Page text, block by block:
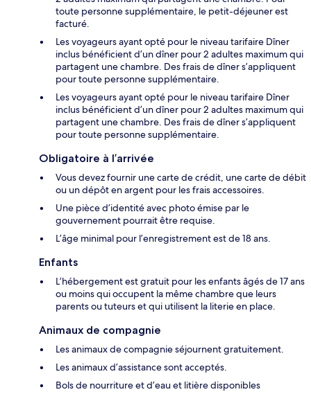
toute personne supplémentaire, le petit-déjeuner est
facturé.
Les voyageurs ayant opté pour le niveau tarifaire Dîner
inclus bénéficient d’un dîner pour 2 adultes maximum qui
partagent une chambre. Des frais de dîner s’appliquent
pour toute personne supplémentaire.
Les voyageurs ayant opté pour le niveau tarifaire Dîner
inclus bénéficient d’un dîner pour 2 adultes maximum qui
partagent une chambre. Des frais de dîner s’appliquent
pour toute personne supplémentaire.
Obligatoire à l’arrivée
Vous devez fournir une carte de crédit, une carte de débit
ou un dépôt en argent pour les frais accessoires.
Une pièce d’identité avec photo émise par le
gouvernement pourrait être requise.
L’âge minimal pour l’enregistrement est de 18 ans.
Enfants
L’hébergement est gratuit pour les enfants âgés de 17 ans
ou moins qui occupent la même chambre que leurs
parents ou tuteurs et qui utilisent la literie en place.
Animaux de compagnie
Les animaux de compagnie séjournent gratuitement.
Les animaux d’assistance sont acceptés.
Bols de nourriture et d’eau et litière disponibles